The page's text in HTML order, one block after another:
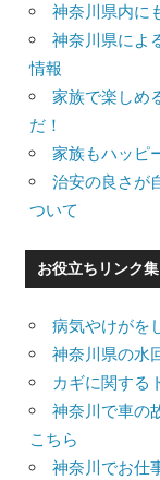
神奈川県内に
神奈川県によ
情報
家族で楽しめ
だ！
家族もハッピ
治安の良さが
ついて
お役立ちリンク集
病気やけがを
神奈川県の水
カギに関する
神奈川で車の
こちら
神奈川でお仕